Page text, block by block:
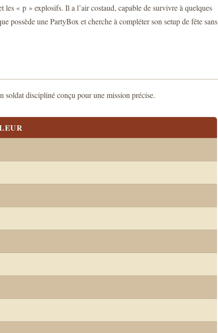
« p » explosifs. Il a l’air costaud, capable de survivre à quelques
possède une PartyBox et cherche à compléter son setup de fête sans
soldat discipliné conçu pour une mission précise.